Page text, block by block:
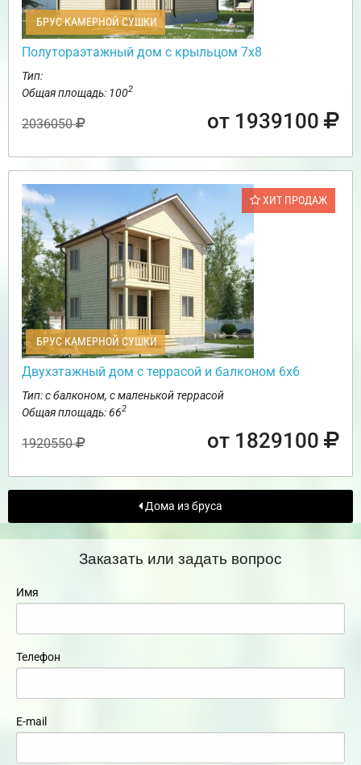
БРУС КАМЕРНОЙ СУШКИ
Полутораэтажный дом с крыльцом 7х8
Тип:
Общая площадь: 1002
2036050 от 1939100
ХИТ ПРОДАЖ
БРУС КАМЕРНОЙ СУШКИ
Двухэтажный дом с террасой и балконом 6х6
Тип: с балконом, с маленькой террасой
Общая площадь: 662
1920550 от 1829100
Дома из бруса
Заказать или задать вопрос
Имя
Телефон
E-mail